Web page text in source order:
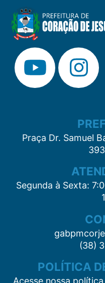
Praça Dr. Samuel
Segunda à Sexta:
(38)
POLÍTICA
Acesse nossa